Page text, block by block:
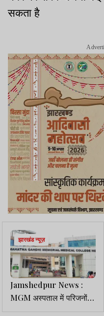
सकता है
झारखंड न्यूज़
Jamshedpur News :
MGM अस्पताल में परिजनों
का हंगामा, महिला डॉक्टर पर